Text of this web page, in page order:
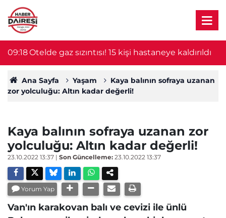
09:18Otelde gaz sızıntısı! 15 kişi hastaneye kaldırıldı
Ana Sayfa Yaşam
Kaya balının sofraya uzanan
zor yolculuğu: Altın kadar değerli!
Kaya balının sofraya uzanan zor
yolculuğu: Altın kadar değerli!
23.10.2022 13:37 | Son Güncelleme: 23.10.2022 13:37
Yorum Yap
Van'ın karakovan balı ve cevizi ile ünlü